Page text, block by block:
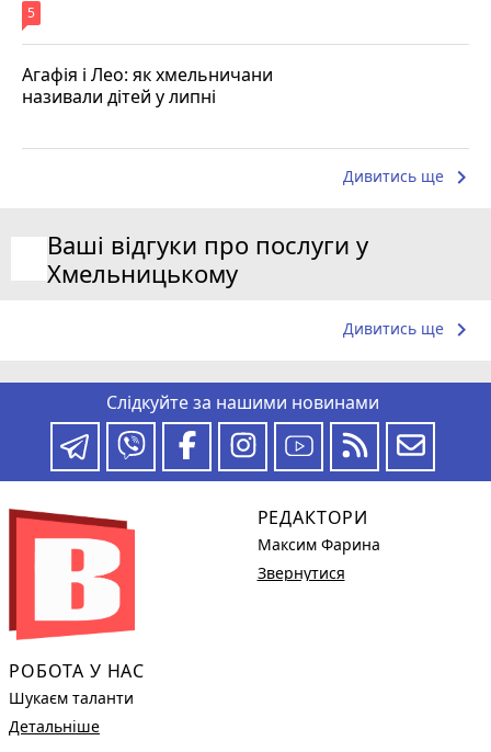
5
Агафія і Лео: як хмельничани
називали дітей у липні
Дивитись ще keyboard_arrow_right
Ваші відгуки про послуги у
Хмельницькому
Дивитись ще keyboard_arrow_right
Слідкуйте за нашими новинами
РОБОТА У НАС
Шукаєм таланти
Детальніше
РЕДАКТОРИ
Максим Фарина
Звернутися